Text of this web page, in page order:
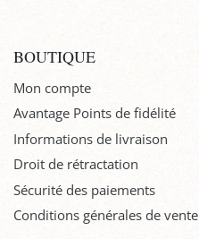
BOUTIQUE
Mon compte
Avantage Points de fidélité
Informations de livraison
Droit de rétractation
Sécurité des paiements
Conditions générales de vente